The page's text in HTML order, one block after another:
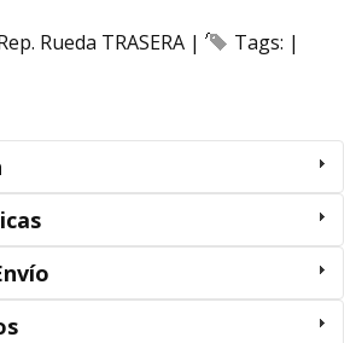
Kit Rep. Rueda TRASERA | Tags: |